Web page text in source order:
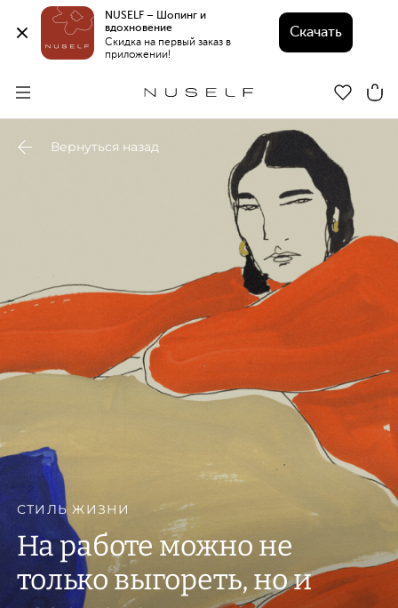
NUSELF – Шопинг и
вдохновение
Скидка на первый заказ в
приложении!
Скачать
Вернуться назад
СТИЛЬ ЖИЗНИ
На работе можно не
только выгореть, но и